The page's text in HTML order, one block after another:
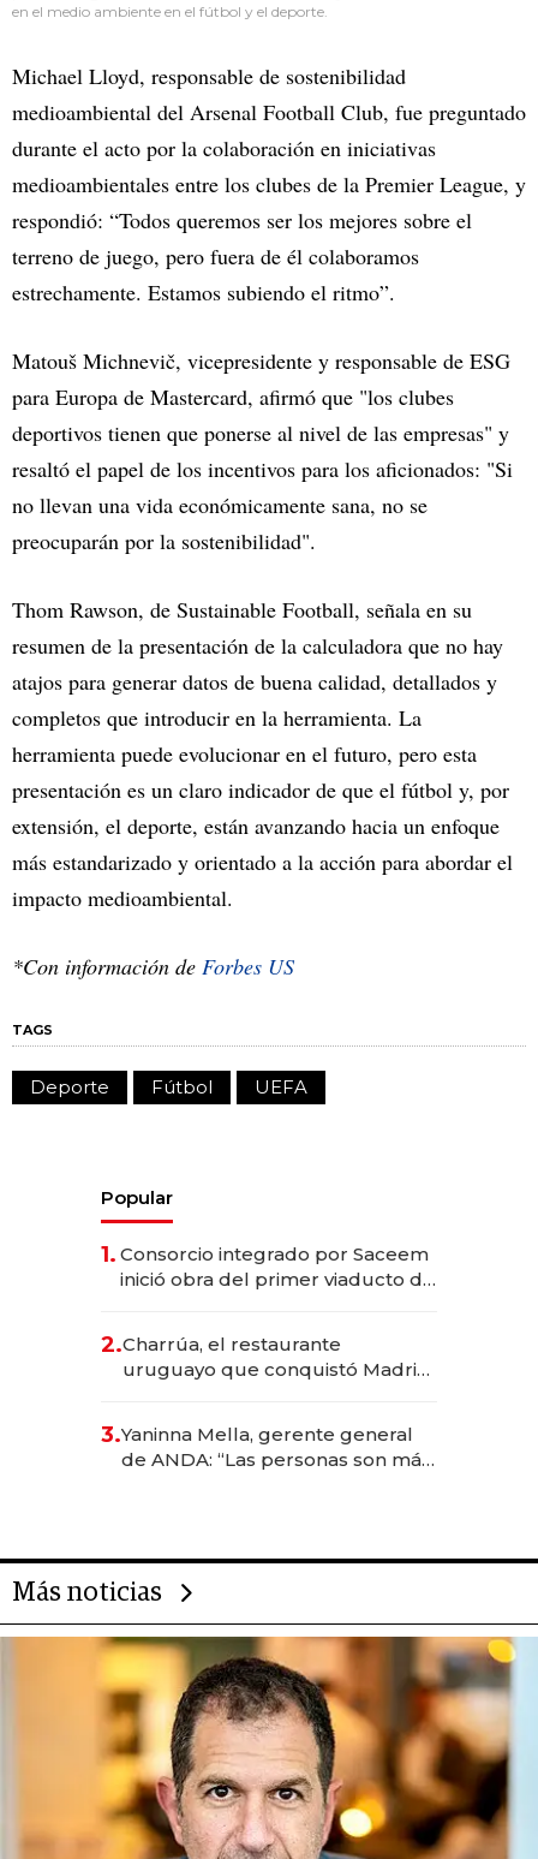
en el medio ambiente en el fútbol y el deporte.
Michael Lloyd, responsable de sostenibilidad
medioambiental del Arsenal Football Club, fue preguntado
durante el acto por la colaboración en iniciativas
medioambientales entre los clubes de la Premier League, y
respondió: “Todos queremos ser los mejores sobre el
terreno de juego, pero fuera de él colaboramos
estrechamente. Estamos subiendo el ritmo”.
Matouš Michnevič, vicepresidente y responsable de ESG
para Europa de Mastercard, afirmó que "los clubes
deportivos tienen que ponerse al nivel de las empresas" y
resaltó el papel de los incentivos para los aficionados: "Si
no llevan una vida económicamente sana, no se
preocuparán por la sostenibilidad".
Thom Rawson, de Sustainable Football, señala en su
resumen de la presentación de la calculadora que no hay
atajos para generar datos de buena calidad, detallados y
completos que introducir en la herramienta. La
herramienta puede evolucionar en el futuro, pero esta
presentación es un claro indicador de que el fútbol y, por
extensión, el deporte, están avanzando hacia un enfoque
más estandarizado y orientado a la acción para abordar el
impacto medioambiental.
*Con información de Forbes US
TAGS
Deporte Fútbol UEFA
Popular
1. Consorcio integrado por Saceem
inició obra del primer viaducto de
millones
2.Charrúa, el restaurante
uruguayo que conquistó Madrid:
anticipación y prepara apertura
3.Yaninna Mella, gerente general
de ANDA: “Las personas son más
Más noticias